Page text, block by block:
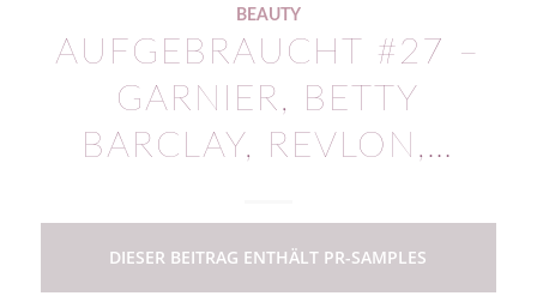
BEAUTY
AUFGEBRAUCHT #27 –
GARNIER, BETTY
BARCLAY, REVLON,…
DIESER BEITRAG ENTHÄLT PR-SAMPLES